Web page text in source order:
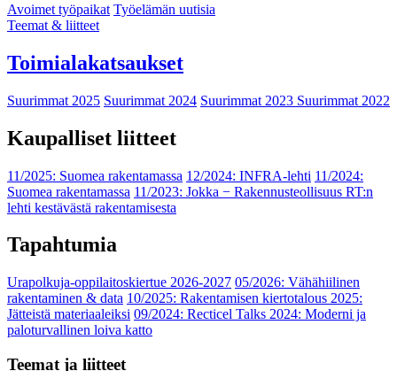
Avoimet työpaikat Työelämän uutisia
Teemat & liitteet
Toimialakatsaukset
Suurimmat 2025 Suurimmat 2024 Suurimmat 2023 Suurimmat 2022
Kaupalliset liitteet
11/2025: Suomea rakentamassa 12/2024: INFRA-lehti 11/2024:
Suomea rakentamassa 11/2023: Jokka − Rakennusteollisuus RT:n
lehti kestävästä rakentamisesta
Tapahtumia
Urapolkuja-oppilaitoskiertue 2026-2027 05/2026: Vähähiilinen
rakentaminen & data 10/2025: Rakentamisen kiertotalous 2025:
Jätteistä materiaaleiksi 09/2024: Recticel Talks 2024: Moderni ja
paloturvallinen loiva katto
Teemat ja liitteet